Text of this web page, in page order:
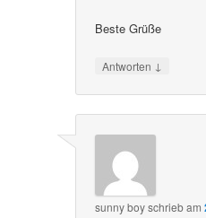
Beste Grüße
Antworten ↓
sunny boyschriebam